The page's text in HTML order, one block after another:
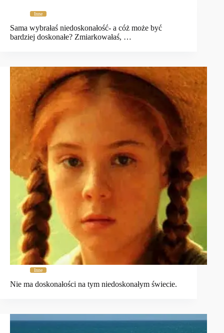
Inne
Sama wybrałaś niedoskonałość- a cóż może być
bardziej doskonałe? Zmiarkowałaś, …
Inne
Nie ma doskonałości na tym niedoskonałym świecie.